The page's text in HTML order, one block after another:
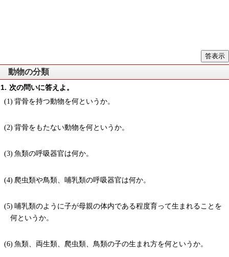
動物の分類
次の問いに答えよ。
背骨を持つ動物を何というか。
背骨をもたない動物を何というか。
魚類の呼吸器官は何か。
爬虫類や鳥類、哺乳類の呼吸器官は何か。
哺乳類のように子が母親の体内である程度育って生まれることを
何というか。
魚類、両生類、爬虫類、鳥類の子の生まれ方を何というか。